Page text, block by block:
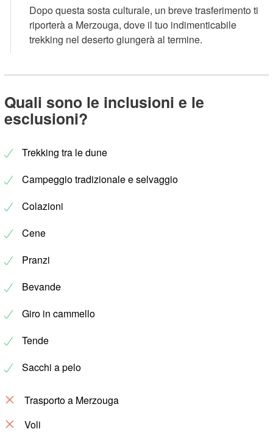
Dopo questa sosta culturale, un breve trasferimento ti
riporterà a Merzouga, dove il tuo indimenticabile
trekking nel deserto giungerà al termine.
Quali sono le inclusioni e le
esclusioni?
Trekking tra le dune
Campeggio tradizionale e selvaggio
Colazioni
Cene
Pranzi
Bevande
Giro in cammello
Tende
Sacchi a pelo
Trasporto a Merzouga
Voli